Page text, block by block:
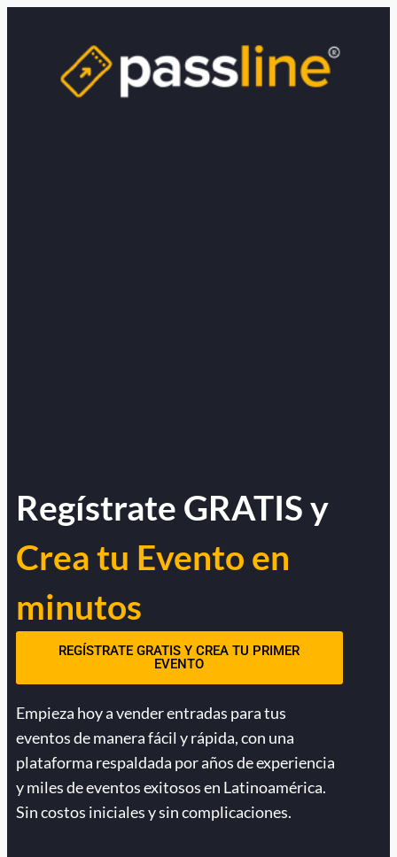
Regístrate GRATIS y
Crea tu Evento en
minutos
REGÍSTRATE GRATIS Y CREA TU PRIMER
EVENTO
Empieza hoy a vender entradas para tus
eventos de manera fácil y rápida, con una
plataforma respaldada por años de experiencia
y miles de eventos exitosos en Latinoamérica.
Sin costos iniciales y sin complicaciones.